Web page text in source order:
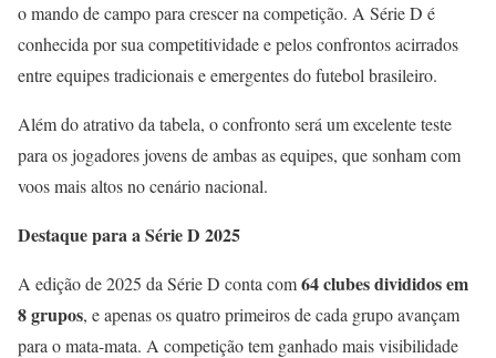
o mando de campo para crescer na competição. A Série D é
conhecida por sua competitividade e pelos confrontos acirrados
entre equipes tradicionais e emergentes do futebol brasileiro.
Além do atrativo da tabela, o confronto será um excelente teste
para os jogadores jovens de ambas as equipes, que sonham com
voos mais altos no cenário nacional.
Destaque para a Série D 2025
A edição de 2025 da Série D conta com64 clubes divididos em
8 grupos, e apenas os quatro primeiros de cada grupo avançam
para o mata-mata. A competição tem ganhado mais visibilidade